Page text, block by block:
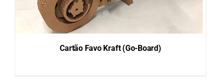
Cartão Favo Kraft (Go-Board)